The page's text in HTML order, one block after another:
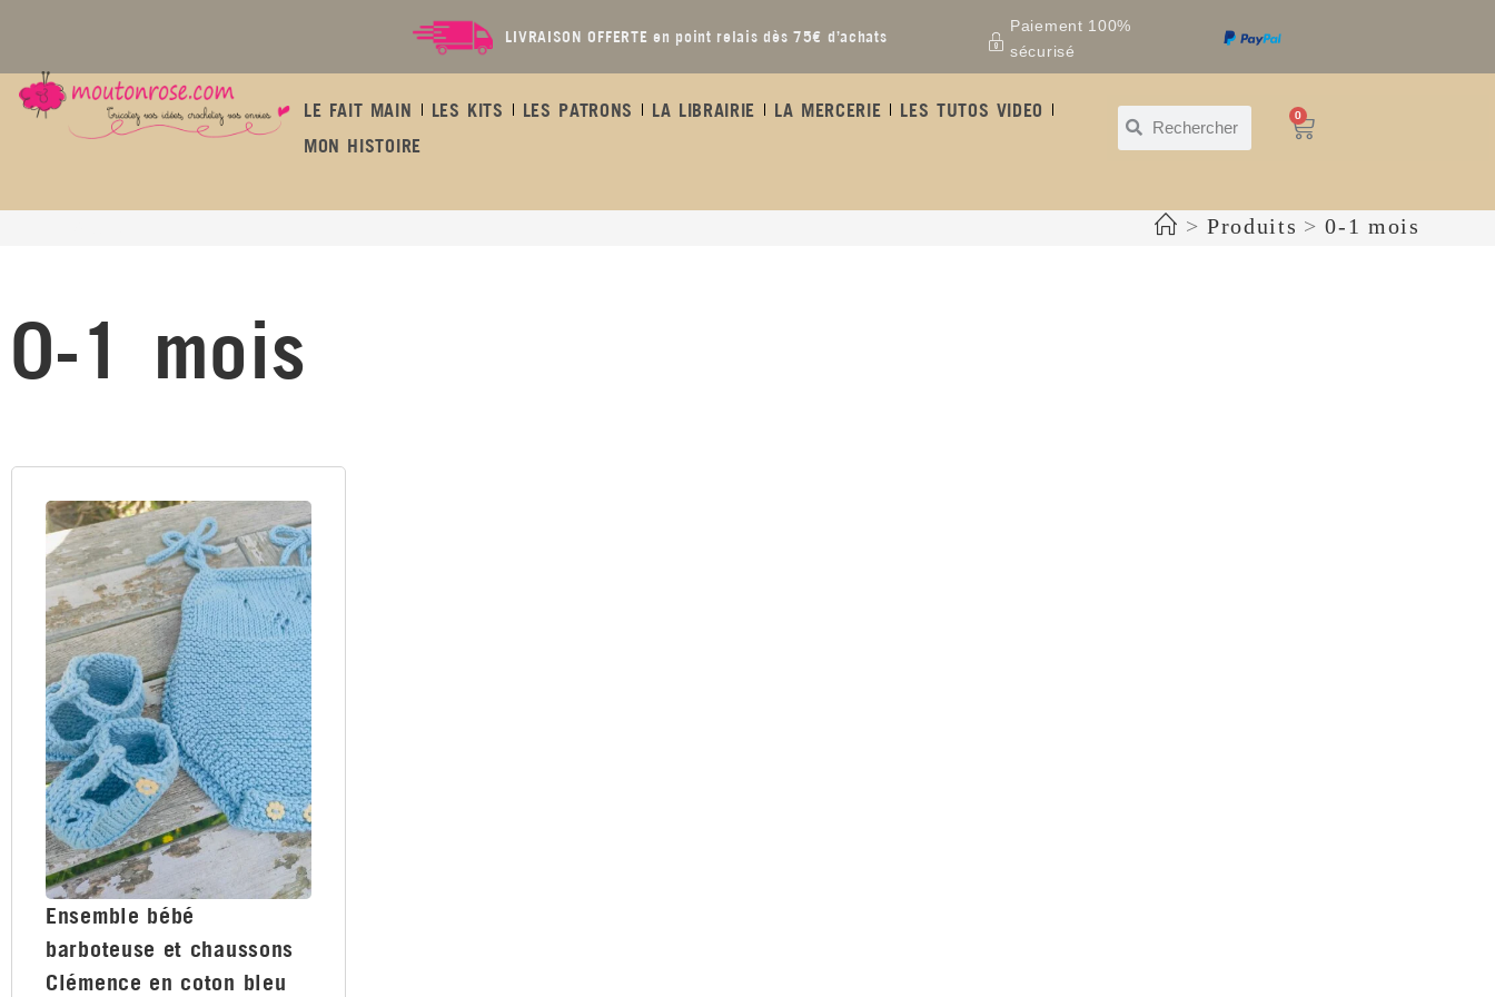
LIVRAISON OFFERTE en point relais dès 75€ d’achats
Paiement 100%
sécurisé
LE FAIT MAIN LES KITS LES PATRONS LA LIBRAIRIE LA MERCERIE
LES TUTOS VIDEO
MON HISTOIRE
0
> Produits > 0-1 mois
0-1 mois
Ensemble bébé
barboteuse et chaussons
Clémence en coton bleu